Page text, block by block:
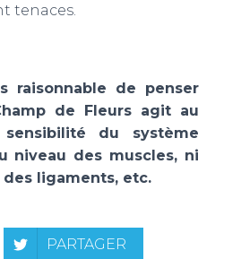
tenaces.
raisonnable de penser
de Fleurs agit au
du système
niveau des muscles, ni
ligaments, etc.
PARTAGER